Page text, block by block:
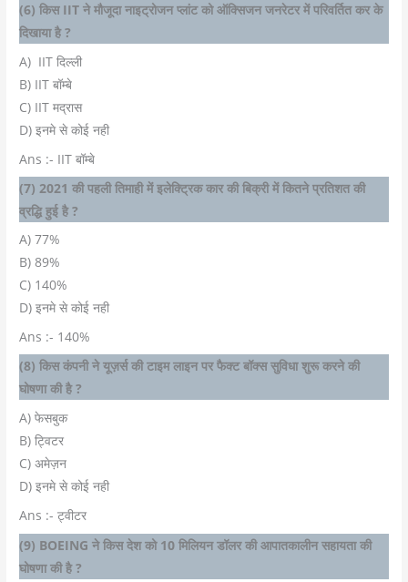
(6) किस IIT ने मौजूदा नाइट्रोजन प्लांट को ऑक्सिजन जनरेटर में परिवर्तित कर के
दिखाया है ?
A) IIT दिल्ली
B) IIT बॉम्बे
C) IIT मद्रास
D) इनमे से कोई नही
Ans :- IIT बॉम्बे
(7) 2021 की पहली तिमाही में इलेक्ट्रिक कार की बिक्री में कितने प्रतिशत की
व्रद्धि हुई है ?
A) 77%
B) 89%
C) 140%
D) इनमे से कोई नही
Ans :- 140%
(8) किस कंपनी ने यूज़र्स की टाइम लाइन पर फैक्ट बॉक्स सुविधा शुरू करने की
घोषणा की है ?
A) फेसबुक
B) ट्विटर
C) अमेज़न
D) इनमे से कोई नही
Ans :- ट्वीटर
(9) BOEING ने किस देश को 10 मिलियन डॉलर की आपातकालीन सहायता की
घोषणा की है ?